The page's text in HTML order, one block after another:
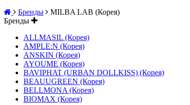
Бренды
MILBA LAB (Корея)
Бренды
ALLMASIL (Корея)
AMPLE:N (Корея)
ANSKIN (Корея)
AYOUME (Корея)
BAVIPHAT (URBAN DOLLKISS) (Корея)
BEAUUGREEN (Корея)
BELLMONA (Корея)
BIOMAX (Корея)